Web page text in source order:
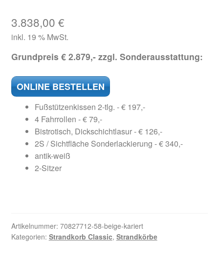
3.838,00 €
inkl. 19 % MwSt.
Grundpreis € 2.879,- zzgl. Sonderausstattung:
ONLINE BESTELLEN
Fußstützenkissen 2-tlg. - € 197,-
4 Fahrrollen - € 79,-
Bistrotisch, Dickschichtlasur - € 126,-
2S / Sichtfläche Sonderlackierung - € 340,-
antik-weiß
2-Sitzer
Artikelnummer: 70827712-58-beige-kariert
Kategorien: Strandkorb Classic, Strandkörbe